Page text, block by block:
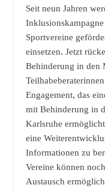
Seit neun Jahren
Sportvereine
einsetzen. Jetzt
Behinderung in
Engagement, das
mit Behinderung in
Karlsruhe
eine
Informationen zu
Vereine können
Austausch